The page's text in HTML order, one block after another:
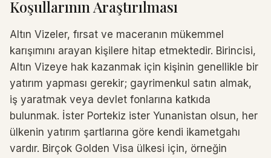
Koşullarının Araştırılması
Altın Vizeler, fırsat ve maceranın mükemmel
karışımını arayan kişilere hitap etmektedir. Birincisi,
Altın Vizeye hak kazanmak için kişinin genellikle bir
yatırım yapması gerekir; gayrimenkul satın almak,
iş yaratmak veya devlet fonlarına katkıda
bulunmak. İster Portekiz ister Yunanistan olsun, her
ülkenin yatırım şartlarına göre kendi ikametgahı
vardır. Birçok Golden Visa ülkesi için, örneğin